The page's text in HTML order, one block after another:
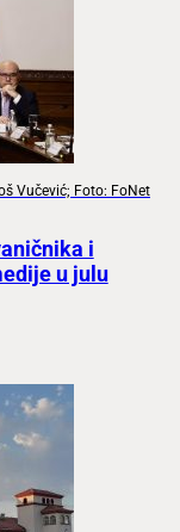
Vučević; Foto: FoNet
i
u julu